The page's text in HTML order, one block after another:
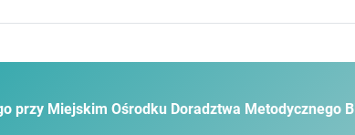
przy Miejskim Ośrodku Doradztwa Metodycznego